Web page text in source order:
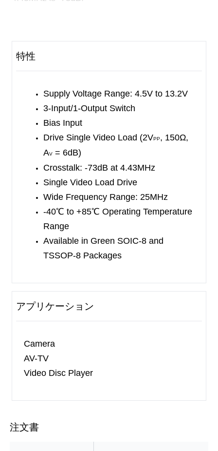
temperature range of -40
特性
Supply Voltage Range: 4.5V to 13.2V
3-Input/1-Output Switch
Bias Input
Drive Single Video Load (2VPP, 150Ω,
AV = 6dB)
Crosstalk: -73dB at 4.43MHz
Single Video Load Drive
Wide Frequency Range: 25MHz
-40℃ to +85℃ Operating Temperature
Range
Available in Green SOIC-8 and
TSSOP-8 Packages
アプリケーション
Camera
AV-TV
Video Disc Player
注文書